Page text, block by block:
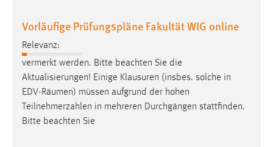
Vorläufige Prüfungspläne Fakultät WIG online
Relevanz:
vermerkt werden. Bitte beachten Sie die
Aktualisierungen! Einige Klausuren (insbes. solche in
EDV-Räumen) müssen aufgrund der hohen
Teilnehmerzahlen in mehreren Durchgängen stattfinden.
Bitte beachten Sie